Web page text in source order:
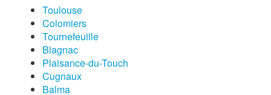
Toulouse
Colomiers
Tournefeuille
Blagnac
Plaisance-du-Touch
Cugnaux
Balma